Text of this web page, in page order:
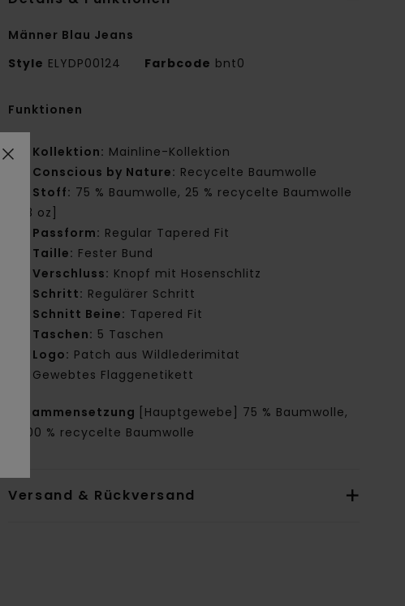
Männer Blau Jeans
Style ELYDP00124 Farbcode bnt0
Funktionen
Kollektion: Mainline-Kollektion
Conscious by Nature: Recycelte Baumwolle
Stoff: 75 % Baumwolle, 25 % recycelte Baumwolle
[13 oz]
Passform: Regular Tapered Fit
Taille: Fester Bund
Verschluss: Knopf mit Hosenschlitz
Schritt: Regulärer Schritt
Schnitt Beine: Tapered Fit
Taschen: 5 Taschen
Logo: Patch aus Wildlederimitat
Gewebtes Flaggenetikett
Zusammensetzung
[Hauptgewebe] 75 % Baumwolle,
25,00 % recycelte Baumwolle
Versand & Rückversand